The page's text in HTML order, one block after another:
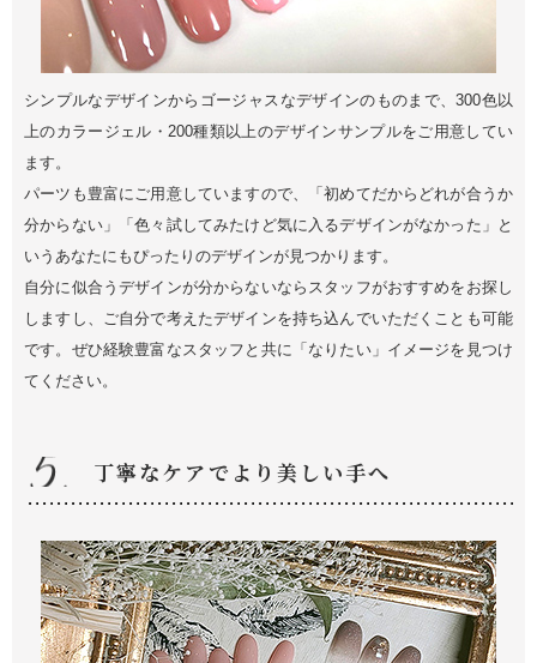
シンプルなデザインからゴージャスなデザインのものまで、300色以
上のカラージェル・200種類以上のデザインサンプルをご用意してい
ます。
パーツも豊富にご用意していますので、「初めてだからどれが合うか
分からない」「色々試してみたけど気に入るデザインがなかった」と
いうあなたにもぴったりのデザインが見つかります。
自分に似合うデザインが分からないならスタッフがおすすめをお探し
しますし、ご自分で考えたデザインを持ち込んでいただくことも可能
です。ぜひ経験豊富なスタッフと共に「なりたい」イメージを見つけ
てください。
丁寧なケアでより美しい手へ